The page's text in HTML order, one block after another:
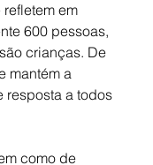
em
600 pessoas,
crianças. De
mantém a
a todos
como de